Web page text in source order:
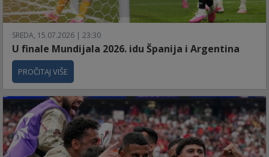
SREDA, 15.07.2026 | 23:30
U finale Mundijala 2026. idu Španija i Argentina
PROČITAJ VIŠE